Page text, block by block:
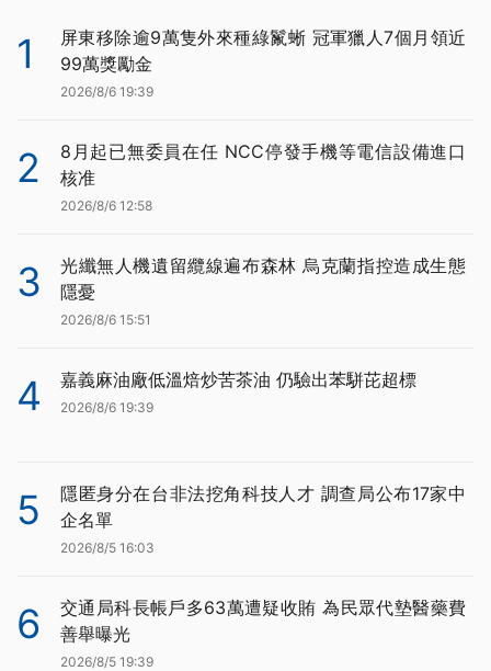
1
屏東移除逾9萬隻外來種綠鬣蜥 冠軍獵人7個月領近
99萬獎勵金
2026/8/6 19:39
2
8月起已無委員在任 NCC停發手機等電信設備進口
核准
2026/8/6 12:58
3
光纖無人機遺留纜線遍布森林 烏克蘭指控造成生態
隱憂
2026/8/6 15:51
4 嘉義麻油廠低溫焙炒苦茶油 仍驗出苯駢芘超標
2026/8/6 19:39
5
隱匿身分在台非法挖角科技人才 調查局公布17家中
企名單
2026/8/5 16:03
6
交通局科長帳戶多63萬遭疑收賄 為民眾代墊醫藥費
善舉曝光
2026/8/5 19:39